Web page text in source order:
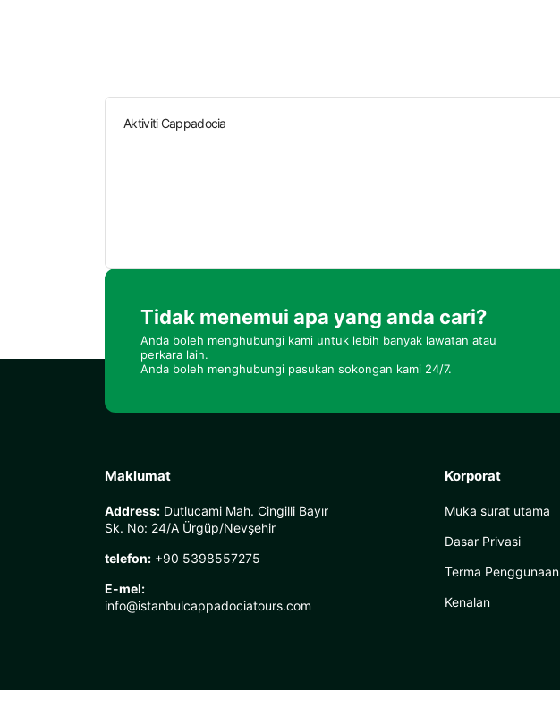
Aktiviti Cappadocia
Tidak menemui apa yang anda cari?
Anda boleh menghubungi kami untuk lebih banyak lawatan atau
perkara lain.
Anda boleh menghubungi pasukan sokongan kami 24/7.
Maklumat
Address: Dutlucami Mah. Cingilli Bayır
Sk. No: 24/A Ürgüp/Nevşehir
telefon: +90 5398557275
E-mel:
info@istanbulcappadociatours.com
Korporat
Muka surat utama
Dasar Privasi
Terma Penggunaan
Kenalan